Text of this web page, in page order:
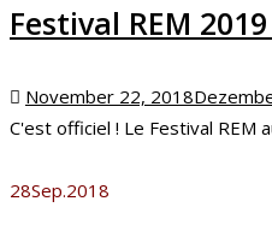
Festival REM
Posted
on
November 22, 2018
C'est officiel ! Le Festival REM
28Sep.2018